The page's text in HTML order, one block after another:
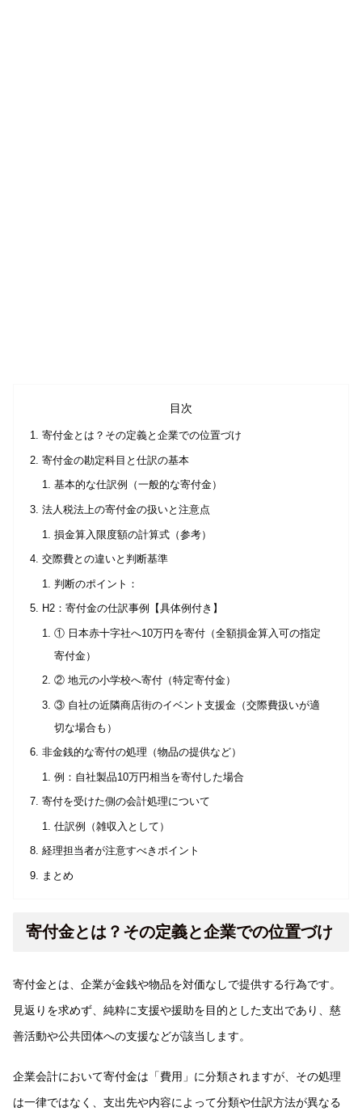
目次
寄付金とは？その定義と企業での位置づけ
寄付金の勘定科目と仕訳の基本
基本的な仕訳例（一般的な寄付金）
法人税法上の寄付金の扱いと注意点
損金算入限度額の計算式（参考）
交際費との違いと判断基準
判断のポイント：
H2：寄付金の仕訳事例【具体例付き】
① 日本赤十字社へ10万円を寄付（全額損金算入可の指定
寄付金）
② 地元の小学校へ寄付（特定寄付金）
③ 自社の近隣商店街のイベント支援金（交際費扱いが適
切な場合も）
非金銭的な寄付の処理（物品の提供など）
例：自社製品10万円相当を寄付した場合
寄付を受けた側の会計処理について
仕訳例（雑収入として）
経理担当者が注意すべきポイント
まとめ
寄付金とは？その定義と企業での位置づけ
寄付金とは、企業が金銭や物品を対価なしで提供する行為です。
見返りを求めず、純粋に支援や援助を目的とした支出であり、慈
善活動や公共団体への支援などが該当します。
企業会計において寄付金は「費用」に分類されますが、その処理
は一律ではなく、支出先や内容によって分類や仕訳方法が異なる